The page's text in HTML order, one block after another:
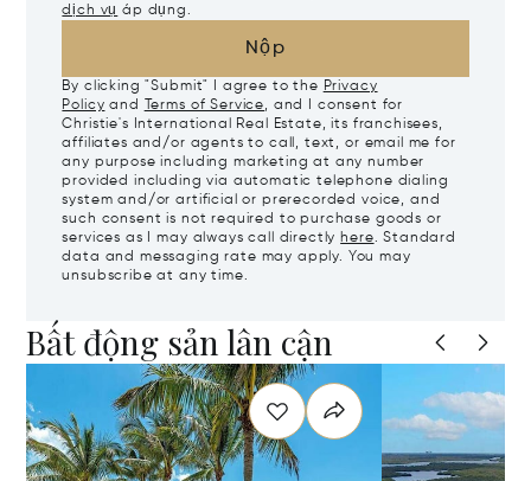
dịch vụ áp dụng.
Nộp
By clicking "Submit" I agree to the Privacy
Policy and Terms of Service, and I consent for
Christie's International Real Estate, its franchisees,
affiliates and/or agents to call, text, or email me for
any purpose including marketing at any number
provided including via automatic telephone dialing
system and/or artificial or prerecorded voice, and
such consent is not required to purchase goods or
services as I may always call directly here. Standard
data and messaging rate may apply. You may
unsubscribe at any time.
Bất động sản lân cận